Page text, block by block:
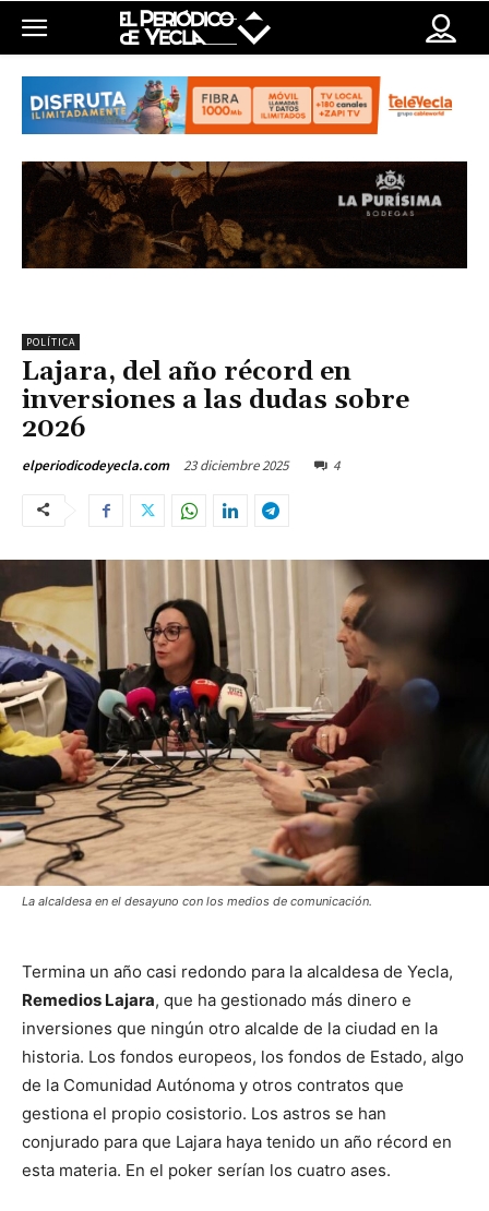
POLÍTICA
Lajara, del año récord en
inversiones a las dudas sobre
2026
elperiodicodeyecla.com 23 diciembre 2025 4
La alcaldesa en el desayuno con los medios de comunicación.
Termina un año casi redondo para la alcaldesa de Yecla,
Remedios Lajara, que ha gestionado más dinero e
inversiones que ningún otro alcalde de la ciudad en la
historia. Los fondos europeos, los fondos de Estado, algo
de la Comunidad Autónoma y otros contratos que
gestiona el propio cosistorio. Los astros se han
conjurado para que Lajara haya tenido un año récord en
esta materia. En el poker serían los cuatro ases.